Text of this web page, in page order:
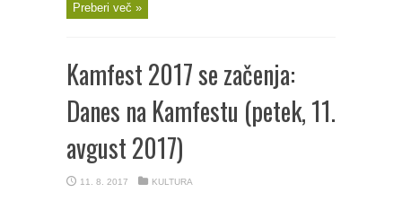
Preberi več »
Kamfest 2017 se začenja:
Danes na Kamfestu (petek, 11.
avgust 2017)
11. 8. 2017 KULTURA